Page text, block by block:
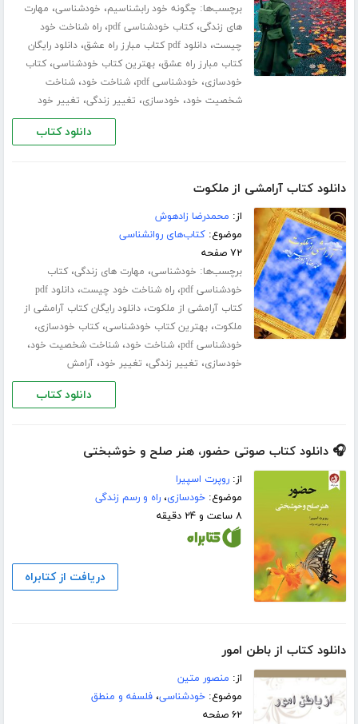
برچسب‌ها: چگونه خود رابشناسیم، خودشناسی، مهارت
های زندگی،کتاب خودشناسی pdf ،راه شناخت خود
چیست،دانلود pdf کتاب مبارز راه عشق ،دانلود رایگان
کتاب مبارز راه عشق،بهترین کتاب خودشناسی،کتاب
خودسازی، خودشناسی pdf ،شناخت خود،شناخت
شخصیت خود، خودسازی، تغییر زندگی، تغییر خود
دانلود کتاب
دانلود کتاب آرامشی از ملکوت
از: محمدرضا زادهوش
موضوع:کتاب‌های روانشناسی
۷۲ صفحه
برچسب‌ها: خودشناسی، مهارت های زندگی،کتاب
خودشناسی pdf
،راه شناخت خود چیست،
دانلود pdf
کتاب آرامشی از ملکوت،دانلود رایگان کتاب آرامشی از
ملکوت،بهترین کتاب خودشناسی،کتاب خودسازی،
خودشناسی pdf ،شناخت خود،شناخت شخصیت خود،
خودسازی، تغییر زندگی، تغییر خود،آرامش
دانلود کتاب
🎧 دانلود کتاب صوتی حضور، هنر صلح و خوشبختی
از:روپرت اسپیرا
موضوع:خودسازی،راه و رسم زندگی
۸ ساعت و ۲۴ دقیقه
دریافت از کتابراه
دانلود کتاب از باطن امور
از: منصور متین
موضوع:خودشناسی،فلسفه و منطق
۶۲ صفحه